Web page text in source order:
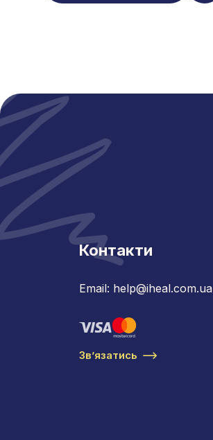
Контакти
Email: help@iheal.com.ua
Звʼязатись